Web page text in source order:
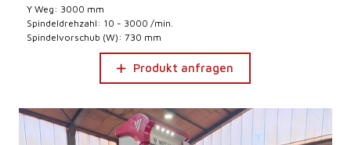
Y Weg: 3000 mm
Spindeldrehzahl: 10 - 3000 /min.
Spindelvorschub (W): 730 mm
Produkt anfragen